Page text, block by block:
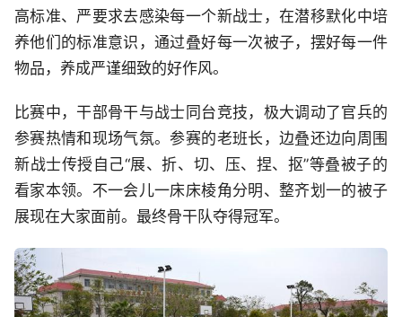
高标准、严要求去感染每一个新战士，在潜移默化中培
养他们的标准意识，通过叠好每一次被子，摆好每一件
物品，养成严谨细致的好作风。
比赛中，干部骨干与战士同台竞技，极大调动了官兵的
参赛热情和现场气氛。参赛的老班长，边叠还边向周围
新战士传授自己“展、折、切、压、捏、抠”等叠被子的
看家本领。不一会儿一床床棱角分明、整齐划一的被子
展现在大家面前。最终骨干队夺得冠军。